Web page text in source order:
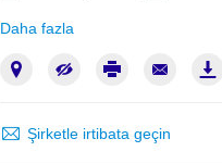
Daha fazla
Şirketle irtibata geçin